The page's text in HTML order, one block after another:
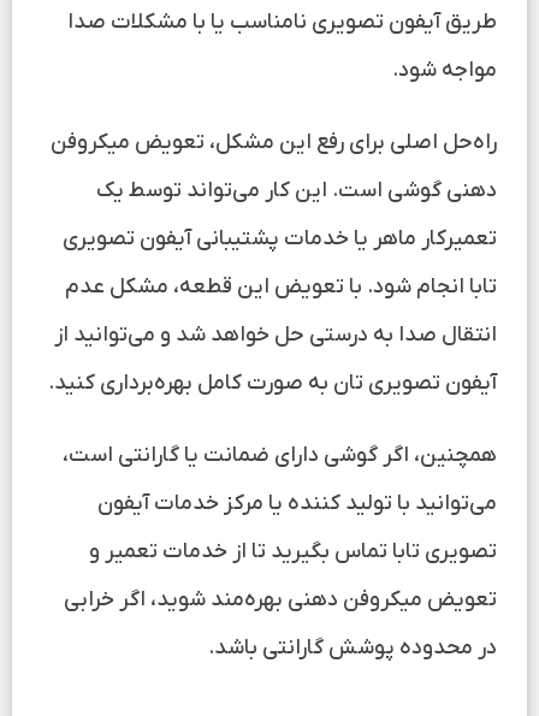
طریق آیفون تصویری نامناسب یا با مشکلات صدا
مواجه شود.
راه‌حل اصلی برای رفع این مشکل، تعویض میکروفن
دهنی گوشی است. این کار می‌تواند توسط یک
تعمیرکار ماهر یا خدمات پشتیبانی آیفون تصویری
تابا انجام شود. با تعویض این قطعه، مشکل عدم
انتقال صدا به درستی حل خواهد شد و می‌توانید از
آیفون تصویری تان به صورت کامل بهره‌برداری کنید.
همچنین، اگر گوشی دارای ضمانت یا گارانتی است،
می‌توانید با تولید کننده یا مرکز خدمات آیفون
تصویری تابا تماس بگیرید تا از خدمات تعمیر و
تعویض میکروفن دهنی بهره‌مند شوید، اگر خرابی
در محدوده پوشش گارانتی باشد.